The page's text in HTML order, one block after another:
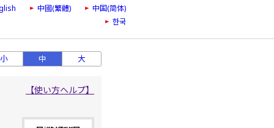
中國(繁體)
中国(简体)
한국
小 中 大
【使い方ヘルプ】